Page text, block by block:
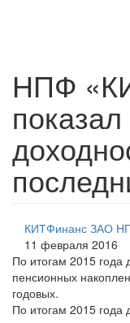
НПФ
КИТФинанс ЗАО
11 февраля 2016
По итогам 2015 года
пенсионных
годовых.
По итогам 2015 года